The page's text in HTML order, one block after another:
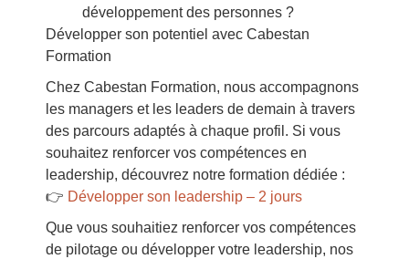
développement des personnes ?
Développer son potentiel avec Cabestan
Formation
Chez Cabestan Formation, nous accompagnons
les managers et les leaders de demain à travers
des parcours adaptés à chaque profil. Si vous
souhaitez renforcer vos compétences en
leadership, découvrez notre formation dédiée :
👉 Développer son leadership – 2 jours
Que vous souhaitiez renforcer vos compétences
de pilotage ou développer votre leadership, nos